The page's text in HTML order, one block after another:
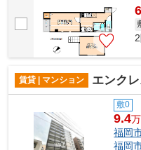
賃貸 | マンション エンク
敷0
9.4
福岡
福岡